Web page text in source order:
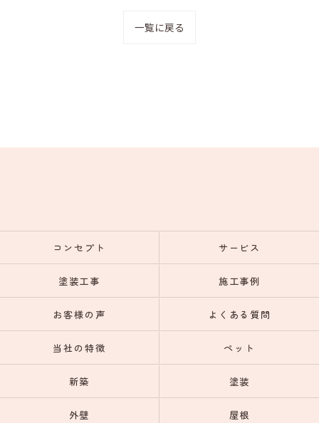
一覧に戻る
コンセプト サービス
塗装工事 施工事例
お客様の声 よくある質問
当社の特徴 ペット
新築 塗装
外壁 屋根